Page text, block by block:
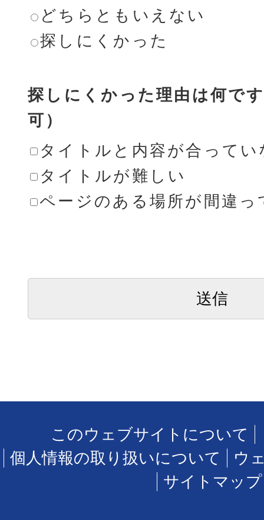
どちらともいえない
探しにくかった
探しにくかった理由は何で
可）
タイトルと内容が合ってい
タイトルが難しい
ページのある場所が間違っ
このウェブサイトについて
個人情報の取り扱いについて
ウ
サイトマップ